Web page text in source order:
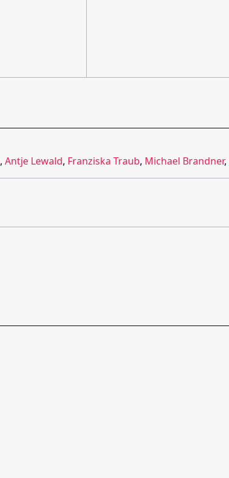
, Antje Lewald, Franziska Traub, Michael Brandner,